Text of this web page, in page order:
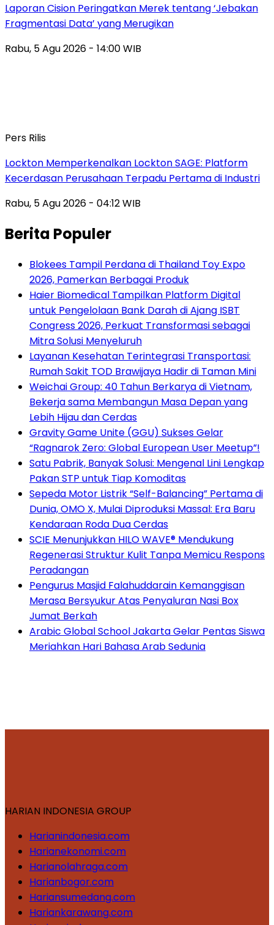
Laporan Cision Peringatkan Merek tentang ‘Jebakan
Fragmentasi Data’ yang Merugikan
Rabu, 5 Agu 2026 - 14:00 WIB
Pers Rilis
Lockton Memperkenalkan Lockton SAGE: Platform
Kecerdasan Perusahaan Terpadu Pertama di Industri
Rabu, 5 Agu 2026 - 04:12 WIB
Berita Populer
Blokees Tampil Perdana di Thailand Toy Expo
2026, Pamerkan Berbagai Produk
Haier Biomedical Tampilkan Platform Digital
untuk Pengelolaan Bank Darah di Ajang ISBT
Congress 2026, Perkuat Transformasi sebagai
Mitra Solusi Menyeluruh
Layanan Kesehatan Terintegrasi Transportasi:
Rumah Sakit TOD Brawijaya Hadir di Taman Mini
Weichai Group: 40 Tahun Berkarya di Vietnam,
Bekerja sama Membangun Masa Depan yang
Lebih Hijau dan Cerdas
Gravity Game Unite (GGU) Sukses Gelar
“Ragnarok Zero: Global European User Meetup”!
Satu Pabrik, Banyak Solusi: Mengenal Lini Lengkap
Pakan STP untuk Tiap Komoditas
Sepeda Motor Listrik “Self-Balancing” Pertama di
Dunia, OMO X, Mulai Diproduksi Massal: Era Baru
Kendaraan Roda Dua Cerdas
SCIE Menunjukkan HILO WAVE® Mendukung
Regenerasi Struktur Kulit Tanpa Memicu Respons
Peradangan
Pengurus Masjid Falahuddarain Kemanggisan
Merasa Bersyukur Atas Penyaluran Nasi Box
Jumat Berkah
Arabic Global School Jakarta Gelar Pentas Siswa
Meriahkan Hari Bahasa Arab Sedunia
HARIAN INDONESIA GROUP
Harianindonesia.com
Harianekonomi.com
Harianolahraga.com
Harianbogor.com
Hariansumedang.com
Hariankarawang.com